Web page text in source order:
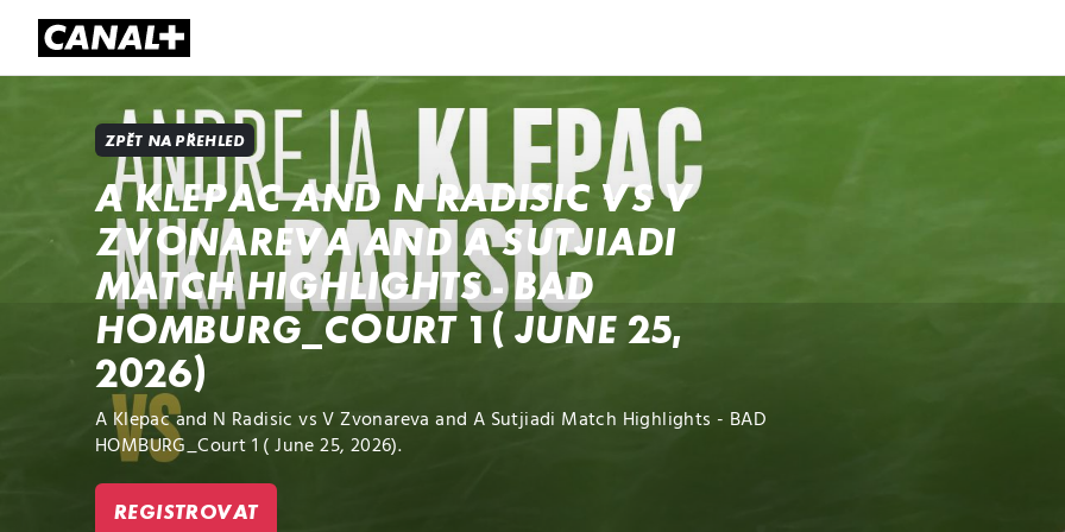
ZPĚT NA PŘEHLED
A KLEPAC AND N RADISIC VS V
ZVONAREVA AND A SUTJIADI
MATCH HIGHLIGHTS - BAD
HOMBURG_COURT 1 ( JUNE 25,
2026)
A Klepac and N Radisic vs V Zvonareva and A Sutjiadi Match Highlights - BAD
HOMBURG_Court 1 ( June 25, 2026).
REGISTROVAT